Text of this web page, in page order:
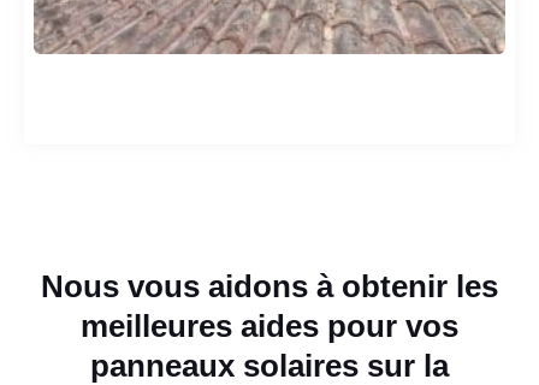
Nous vous aidons à obtenir les
meilleures aides pour vos
panneaux solaires sur la